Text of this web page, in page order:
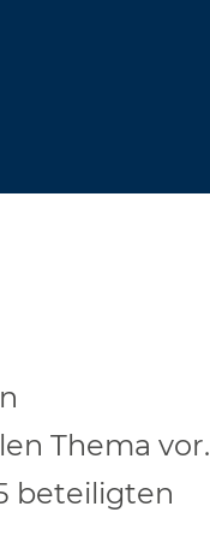
Thema vor.
beteiligten